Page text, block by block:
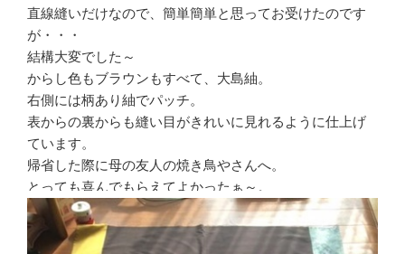
直線縫いだけなので、簡単簡単と思ってお受けたのです
が・・・
結構大変でした～
からし色もブラウンもすべて、大島紬。
右側には柄あり紬でパッチ。
表からの裏からも縫い目がきれいに見れるように仕上げ
ています。
帰省した際に母の友人の焼き鳥やさんへ。
とっても喜んでもらえてよかったぁ～。